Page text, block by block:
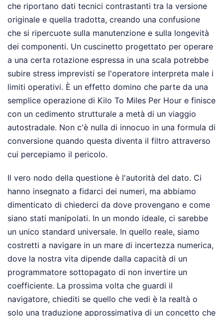
che riportano dati tecnici contrastanti tra la versione
originale e quella tradotta, creando una confusione
che si ripercuote sulla manutenzione e sulla longevità
dei componenti. Un cuscinetto progettato per operare
a una certa rotazione espressa in una scala potrebbe
subire stress imprevisti se l'operatore interpreta male i
limiti operativi. È un effetto domino che parte da una
semplice operazione di Kilo To Miles Per Hour e finisce
con un cedimento strutturale a metà di un viaggio
autostradale. Non c'è nulla di innocuo in una formula di
conversione quando questa diventa il filtro attraverso
cui percepiamo il pericolo.
Il vero nodo della questione è l'autorità del dato. Ci
hanno insegnato a fidarci dei numeri, ma abbiamo
dimenticato di chiederci da dove provengano e come
siano stati manipolati. In un mondo ideale, ci sarebbe
un unico standard universale. In quello reale, siamo
costretti a navigare in un mare di incertezza numerica,
dove la nostra vita dipende dalla capacità di un
programmatore sottopagato di non invertire un
coefficiente. La prossima volta che guardi il
navigatore, chiediti se quello che vedi è la realtà o
solo una traduzione approssimativa di un concetto che